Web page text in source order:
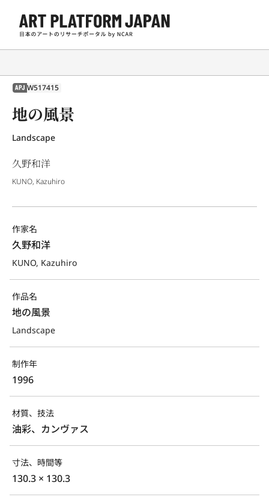
APJ W517415
地の風景
Landscape
久野和洋
KUNO, Kazuhiro
作家名
久野和洋
KUNO, Kazuhiro
作品名
地の風景
Landscape
制作年
1996
材質、技法
油彩、カンヴァス
寸法、時間等
130.3 × 130.3